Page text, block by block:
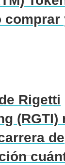
comprar
Rigetti
(RGTI)
de